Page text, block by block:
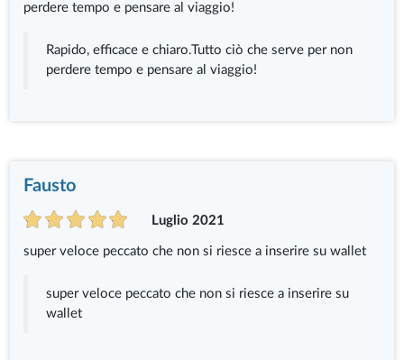
perdere tempo e pensare al viaggio!
Rapido, efficace e chiaro.Tutto ciò che serve per non
perdere tempo e pensare al viaggio!
Fausto
Luglio 2021
super veloce peccato che non si riesce a inserire su wallet
super veloce peccato che non si riesce a inserire su
wallet